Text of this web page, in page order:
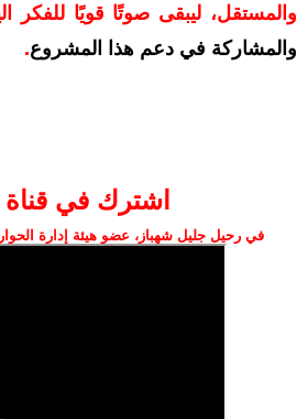
والمستقل، ليبقى صوتًا قويًا للفكر
والمشاركة في دعم هذا المشروع.
اشترك في قناة
في رحيل جليل شهباز، عضو هيئة إدارة